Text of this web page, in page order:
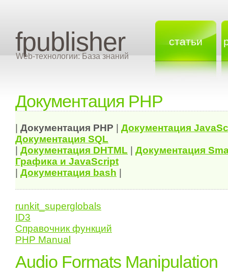
fpublisher
Web-технологии: База знаний
статьи
Документация PHP
Документация PHP Документация
Документация SQL
Документация DHTML
Документация
Графика и JavaScript
Документация bash
runkit_superglobals
ID3
Справочник функций
PHP Manual
Audio Formats Manipulation